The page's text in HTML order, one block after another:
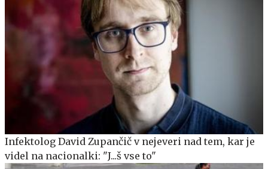
Infektolog David Zupančič v nejeveri nad tem, kar je
videl na nacionalki: "J...š vse to"